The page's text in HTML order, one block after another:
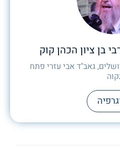
בן ציון הכהן קוק
גאב"ד אבי עזרי פתח